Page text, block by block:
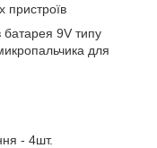
пристроїв
батарея 9V типу
для
- 4шт.